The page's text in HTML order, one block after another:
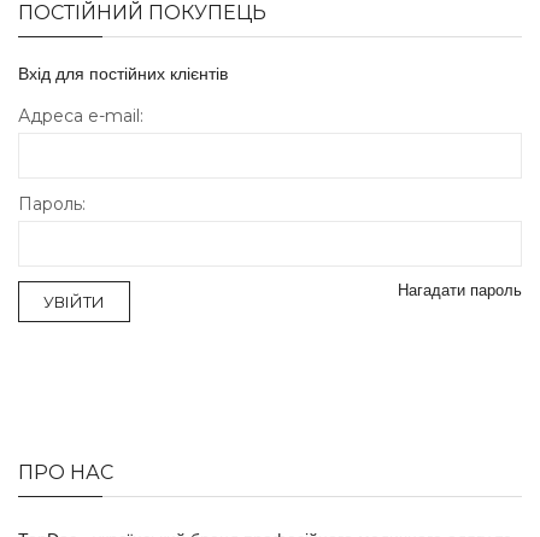
ПОСТІЙНИЙ ПОКУПЕЦЬ
Вхід для постійних клієнтів
Адреса e-mail:
Пароль:
Нагадати пароль
ПРО НАС